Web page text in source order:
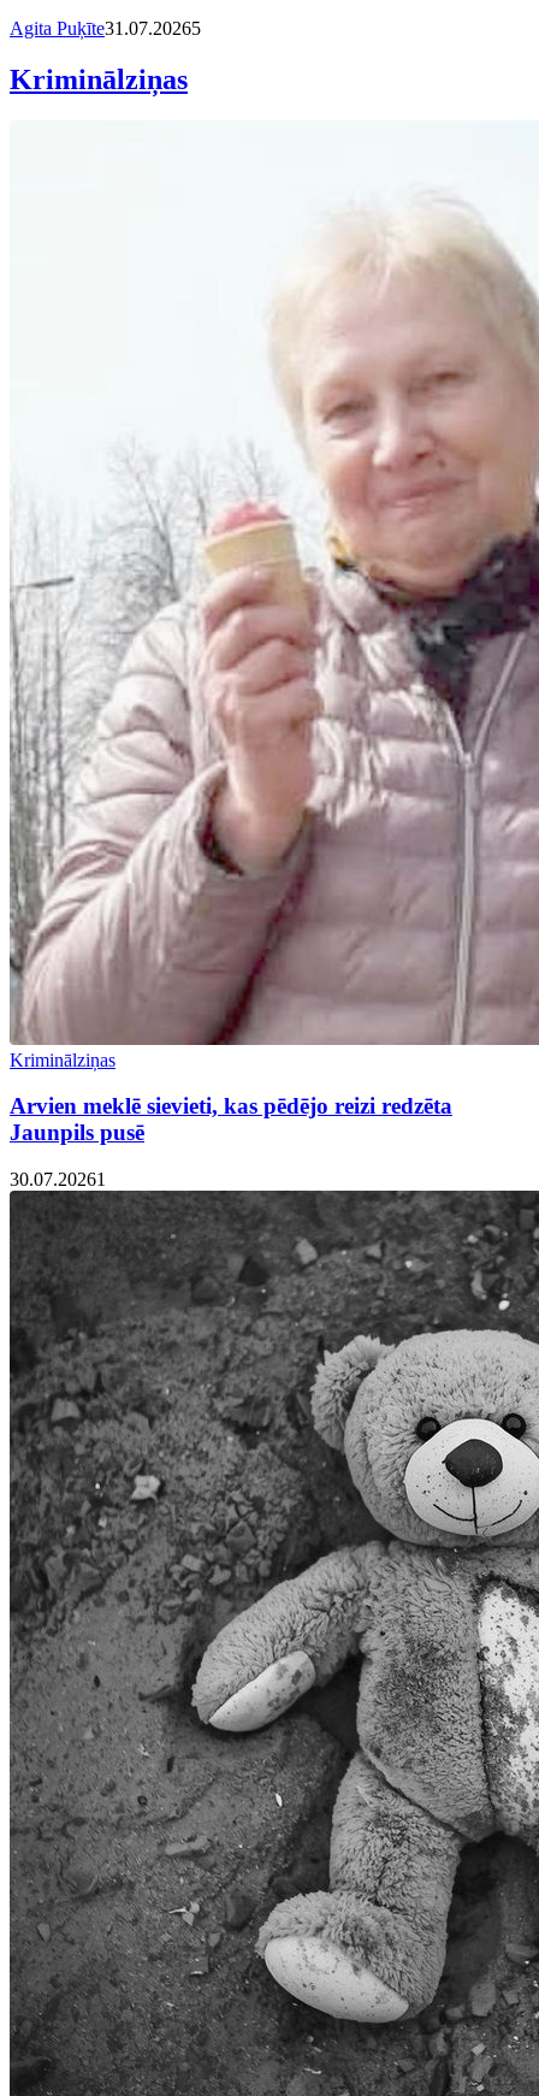
Agita Puķīte31.07.20265
Kriminālziņas
Kriminālziņas
Arvien meklē sievieti, kas pēdējo reizi redzēta
Jaunpils pusē
30.07.20261